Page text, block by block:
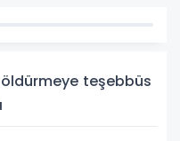
teşebbüs